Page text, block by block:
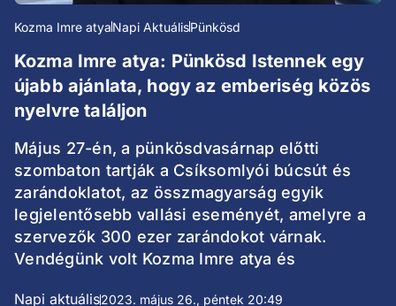
Kozma Imre atyaNapi AktuálisPünkösd
Kozma Imre atya: Pünkösd Istennek egy
újabb ajánlata, hogy az emberiség közös
nyelvre találjon
Május 27-én, a pünkösdvasárnap előtti
szombaton tartják a Csíksomlyói búcsút és
zarándoklatot, az összmagyarság egyik
legjelentősebb vallási eseményét, amelyre a
szervezők 300 ezer zarándokot várnak.
Vendégünk volt Kozma Imre atya és
Napi aktuális2023. május 26., péntek 20:49